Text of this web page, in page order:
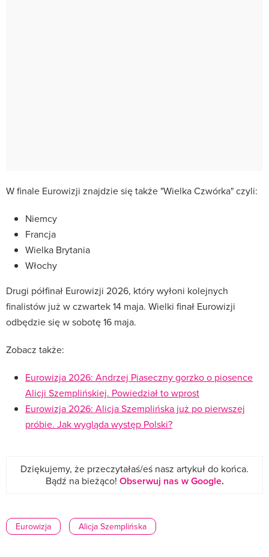
W finale Eurowizji znajdzie się także "Wielka Czwórka" czyli:
Niemcy
Francja
Wielka Brytania
Włochy
Drugi półfinał Eurowizji 2026, który wyłoni kolejnych
finalistów już w czwartek 14 maja. Wielki finał Eurowizji
odbędzie się w sobotę 16 maja.
Zobacz także:
Eurowizja 2026: Andrzej Piaseczny gorzko o piosence
Alicji Szemplińskiej. Powiedział to wprost
Eurowizja 2026: Alicja Szemplińska już po pierwszej
próbie. Jak wygląda występ Polski?
Dziękujemy, że przeczytałaś/eś nasz artykuł do końca.
Bądź na bieżąco! Obserwuj nas w Google.
Eurowizja Alicja Szemplińska